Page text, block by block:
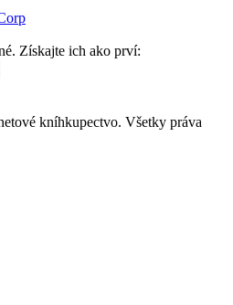
Získajte ich ako prví:
kníhkupectvo. Všetky práva